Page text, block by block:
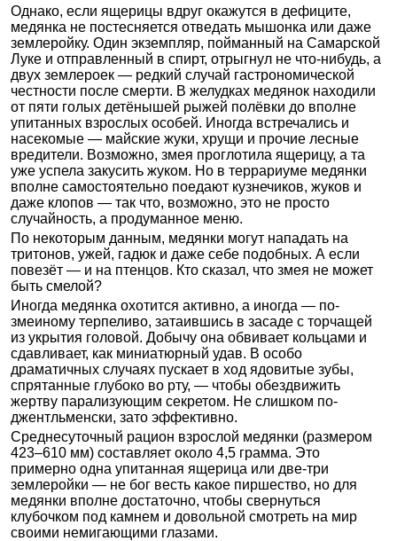
Однако, если ящерицы вдруг окажутся в дефиците,
медянка не постесняется отведать мышонка или даже
землеройку. Один экземпляр, пойманный на Самарской
Луке и отправленный в спирт, отрыгнул не что-нибудь, а
двух землероек — редкий случай гастрономической
честности после смерти. В желудках медянок находили
от пяти голых детёнышей рыжей полёвки до вполне
упитанных взрослых особей. Иногда встречались и
насекомые — майские жуки, хрущи и прочие лесные
вредители. Возможно, змея проглотила ящерицу, а та
уже успела закусить жуком. Но в террариуме медянки
вполне самостоятельно поедают кузнечиков, жуков и
даже клопов — так что, возможно, это не просто
случайность, а продуманное меню.
По некоторым данным, медянки могут нападать на
тритонов, ужей, гадюк и даже себе подобных. А если
повезёт — и на птенцов. Кто сказал, что змея не может
быть смелой?
Иногда медянка охотится активно, а иногда — по-
змеиному терпеливо, затаившись в засаде с торчащей
из укрытия головой. Добычу она обвивает кольцами и
сдавливает, как миниатюрный удав. В особо
драматичных случаях пускает в ход ядовитые зубы,
спрятанные глубоко во рту, — чтобы обездвижить
жертву парализующим секретом. Не слишком по-
джентльменски, зато эффективно.
Среднесуточный рацион взрослой медянки (размером
423–610 мм) составляет около 4,5 грамма. Это
примерно одна упитанная ящерица или две-три
землеройки — не бог весть какое пиршество, но для
медянки вполне достаточно, чтобы свернуться
клубочком под камнем и довольной смотреть на мир
своими немигающими глазами.